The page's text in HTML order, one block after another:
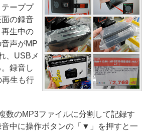
ーププ
の録音
生中の
声がMP
、USBメ
録音し
再生も行
数のMP3ファイルに分割して記録す
音中に操作ボタンの「▼」を押すと一